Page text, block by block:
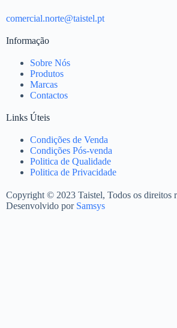
comercial.norte@taistel.pt
Informação
Sobre Nós
Produtos
Marcas
Contactos
Links Úteis
Condições de Venda
Condições Pós-venda
Politica de Qualidade
Politica de Privacidade
Copyright © 2023 Taistel, Todos os direitos
Desenvolvido por Samsys